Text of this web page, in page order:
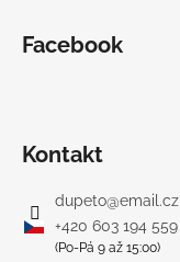
Facebook
Kontakt
dupeto@email.cz
+420 603 194 559
(Po-Pá 9 až 15:00)